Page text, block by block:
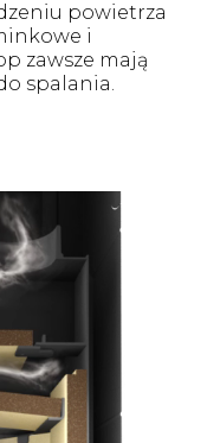
powietrza
i
zawsze mają
spalania.